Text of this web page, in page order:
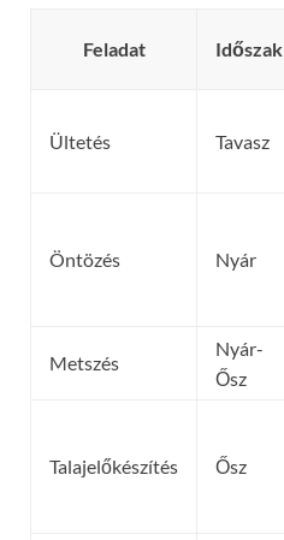
Feladat Időszak
Ültetés Tavasz
Öntözés Nyár
Metszés
Nyár-
Ősz
Talajelőkészítés Ősz